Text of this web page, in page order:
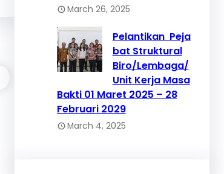
March 26, 2025
Pelantikan Peja
bat Struktural
Biro/Lembaga/
Unit Kerja Masa
Bakti 01 Maret 2025 – 28
Februari 2029
March 4, 2025